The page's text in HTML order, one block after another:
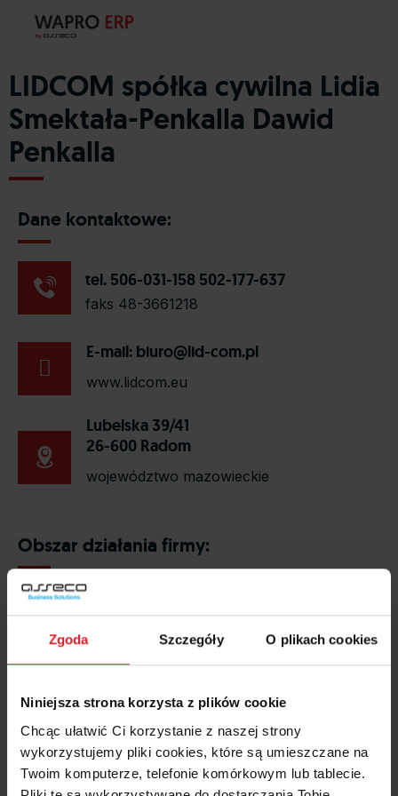
Zgoda Szczegóły O plikach cookies
Niniejsza strona korzysta z plików cookie
Chcąc ułatwić Ci korzystanie z naszej strony
wykorzystujemy pliki cookies, które są umieszczane na
Twoim komputerze, telefonie komórkowym lub tablecie.
LIDCOM spółka cywilna Lidia
Smektała-Penkalla Dawid
Penkalla
Dane kontaktowe:
tel. 506-031-158 502-177-637
faks 48-3661218
E-mail: biuro@lid-com.pl
www.lidcom.eu
Lubelska 39/41
26-600 Radom
województwo mazowieckie
Obszar działania firmy: